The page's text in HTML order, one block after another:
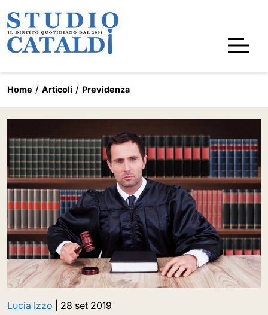
Home Articoli Previdenza
Lucia Izzo 28 set 2019